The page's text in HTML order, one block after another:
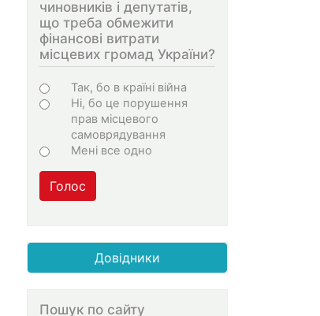
чиновників і депутатів,
що треба обмежити
фінансові витрати
місцевих громад України?
Choices
Так, бо в країні війна
Ні, бо це порушення
прав місцевого
самоврядування
Мені все одно
Голос
Довідники
Пошук по сайту